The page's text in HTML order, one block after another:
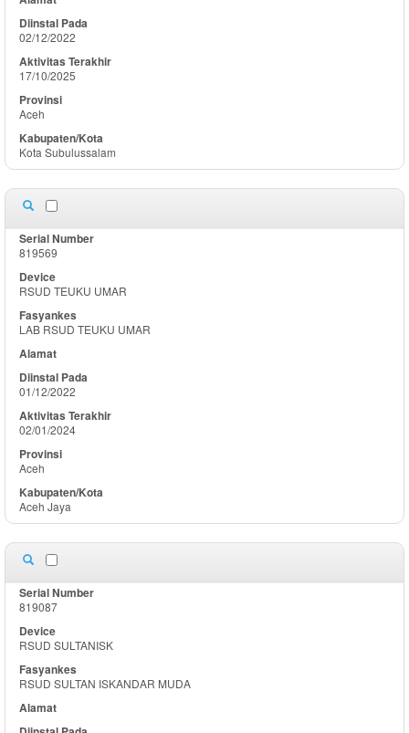
02/12/2022
17/10/2025
Aceh
Kota Subulussalam
819569
RSUD TEUKU UMAR
LAB RSUD TEUKU UMAR
01/12/2022
02/01/2024
Aceh
Aceh Jaya
819087
RSUD SULTANISK
RSUD SULTAN ISKANDAR MUDA